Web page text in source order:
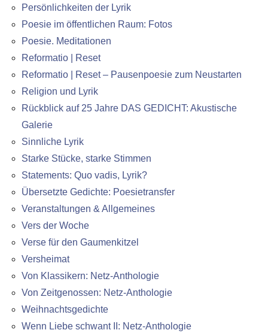
Persönlichkeiten der Lyrik
Poesie im öffentlichen Raum: Fotos
Poesie. Meditationen
Reformatio | Reset
Reformatio | Reset – Pausenpoesie zum Neustarten
Religion und Lyrik
Rückblick auf 25 Jahre DAS GEDICHT: Akustische
Galerie
Sinnliche Lyrik
Starke Stücke, starke Stimmen
Statements: Quo vadis, Lyrik?
Übersetzte Gedichte: Poesietransfer
Veranstaltungen & Allgemeines
Vers der Woche
Verse für den Gaumenkitzel
Versheimat
Von Klassikern: Netz-Anthologie
Von Zeitgenossen: Netz-Anthologie
Weihnachtsgedichte
Wenn Liebe schwant II: Netz-Anthologie